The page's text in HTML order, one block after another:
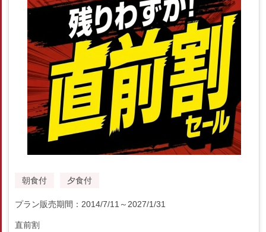
朝食付 夕食付
プラン販売期間：2014/7/11～2027/1/31
直前割